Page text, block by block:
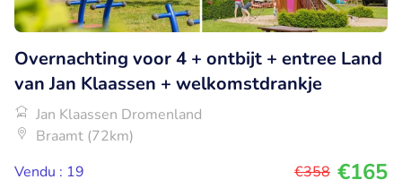
Overnachting voor 4 + ontbijt + entree Land
van Jan Klaassen + welkomstdrankje
Jan Klaassen Dromenland
Braamt (72km)
Vendu : 19
€358 €165